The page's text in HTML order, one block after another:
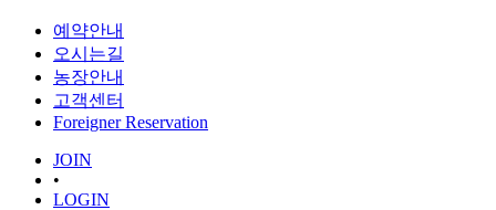
예약안내
오시는길
농장안내
고객센터
Foreigner Reservation
JOIN
•
LOGIN